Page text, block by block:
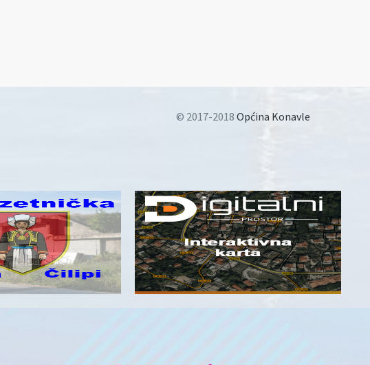
© 2017-2018 Općina Konavle